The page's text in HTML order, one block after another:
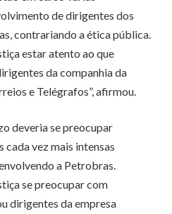
de dirigentes dos
contrariando a ética pública.
estar atento ao que
da companhia da
e Telégrafos”, afirmou.
deveria se preocupar
cada vez mais intensas
a Petrobras.
se preocupar com
dirigentes da empresa